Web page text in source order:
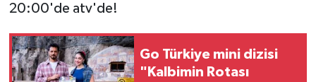
20:00'de atv'de!
Go Türkiye mini dizisi
"Kalbimin Rotası